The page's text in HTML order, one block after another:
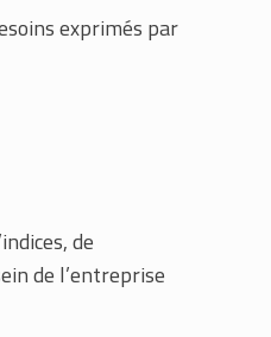
exprimés par
de
de l’entreprise